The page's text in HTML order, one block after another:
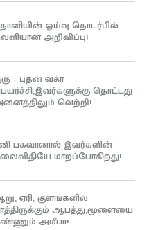
ஓய்வு தொடர்பில்
அறிவிப்பு!
– புதன் வக்ர
தொட்டது
வெற்றி!
பகவானால் இவர்களின்
மாறப்போகிறது!
ஏரி, குளங்களில்
ஆபத்து,மூளையை
அமீபா!